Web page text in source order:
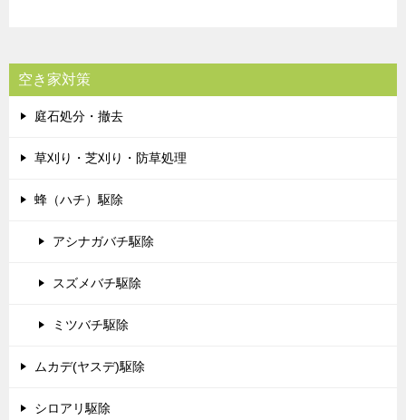
空き家対策
庭石処分・撤去
草刈り・芝刈り・防草処理
蜂（ハチ）駆除
アシナガバチ駆除
スズメバチ駆除
ミツバチ駆除
ムカデ(ヤスデ)駆除
シロアリ駆除